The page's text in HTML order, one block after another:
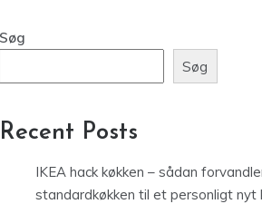
Søg
Søg
Recent Posts
IKEA hack køkken – sådan
standardkøkken til et personligt nyt